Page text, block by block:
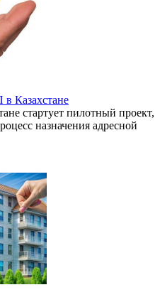
Казахстане
стартует пилотный проект,
назначения адресной